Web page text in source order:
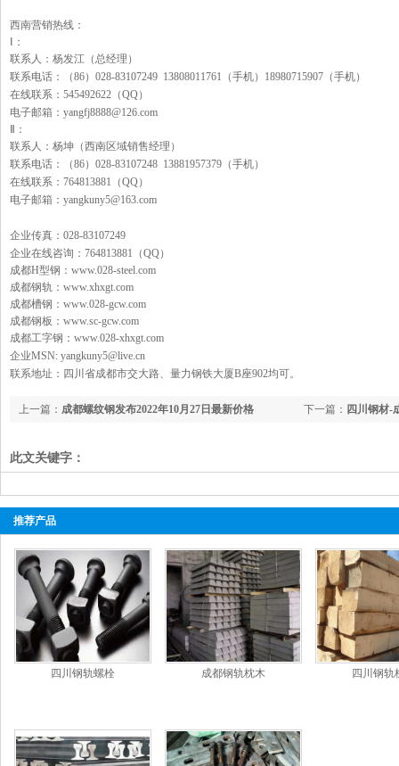
西南营销热线：
Ⅰ：
联系人：杨发江（总经理）
联系电话：（86） 028-83107249 13808011761 （手机） 18980715907 （手机）
在线联系： 545492622 （QQ）
电子邮箱： yangfj8888@126.com
Ⅱ：
联系人：杨坤（西南区域销售经理）
联系电话：（86） 028-83107248 13881957379 （手机）
在线联系： 764813881 （QQ）
电子邮箱： yangkuny5@163.com
企业传真： 028-83107249
企业在线咨询： 764813881 （QQ）
成都H型钢：www.028-steel.com
成都钢轨：www.xhxgt.com
成都槽钢：www.028-gcw.com
成都钢板：www.sc-gcw.com
成都工字钢：www.028-xhxgt.com
企业MSN: yangkuny5@live.cn
联系地址：四川省成都市交大路、量力钢铁大厦B座902均可。
下一篇： 四川钢材-
上一篇： 成都螺纹钢发布2022年10月27日最新价格
此文关键字：
推荐产品
四川钢轨螺栓 成都钢轨枕木 四川钢轨